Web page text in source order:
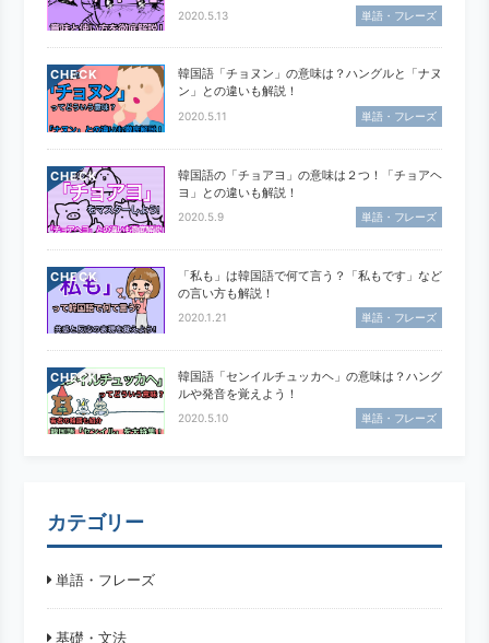
2020.5.13 単語・フレーズ
CHECK
韓国語「チョヌン」の意味は？ハングルと「ナヌ
ン」との違いも解説！
2020.5.11 単語・フレーズ
CHECK
韓国語の「チョアヨ」の意味は２つ！「チョアヘ
ヨ」との違いも解説！
2020.5.9 単語・フレーズ
CHECK
「私も」は韓国語で何て言う？「私もです」など
の言い方も解説！
2020.1.21 単語・フレーズ
CHECK
韓国語「センイルチュッカヘ」の意味は？ハング
ルや発音を覚えよう！
2020.5.10 単語・フレーズ
カテゴリー
単語・フレーズ
基礎・文法